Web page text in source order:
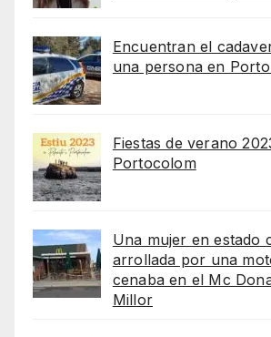
Encuentran el
una persona en
Fiestas de verano
Portocolom
Una mujer en estado
arrollada por una
cenaba en el Mc
Millor